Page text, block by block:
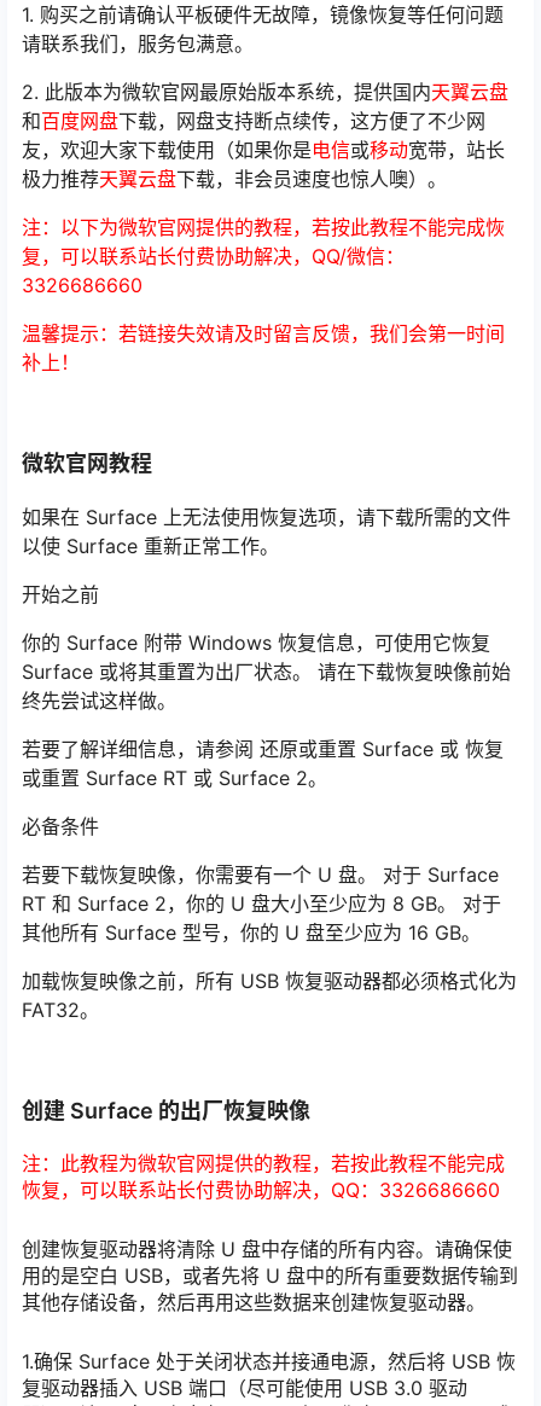
1. 购买之前请确认平板硬件无故障，镜像恢复等任何问题
请联系我们，服务包满意。
2. 此版本为微软官网最原始版本系统，提供国内天翼云盘
和百度网盘下载，网盘支持断点续传，这方便了不少网
友，欢迎大家下载使用（如果你是电信或移动宽带，站长
极力推荐天翼云盘下载，非会员速度也惊人噢）。
注：以下为微软官网提供的教程，若按此教程不能完成恢
复，可以联系站长付费协助解决，QQ/微信：
3326686660
温馨提示：若链接失效请及时留言反馈，我们会第一时间
补上！
微软官网教程
如果在 Surface 上无法使用恢复选项，请下载所需的文件
以使 Surface 重新正常工作。
开始之前
你的 Surface 附带 Windows 恢复信息，可使用它恢复
Surface 或将其重置为出厂状态。 请在下载恢复映像前始
终先尝试这样做。
若要了解详细信息，请参阅 还原或重置 Surface 或 恢复
或重置 Surface RT 或 Surface 2。
必备条件
若要下载恢复映像，你需要有一个 U 盘。 对于 Surface
RT 和 Surface 2，你的 U 盘大小至少应为 8 GB。 对于
其他所有 Surface 型号，你的 U 盘至少应为 16 GB。
加载恢复映像之前，所有 USB 恢复驱动器都必须格式化为
FAT32。
创建 Surface 的出厂恢复映像
注：此教程为微软官网提供的教程，若按此教程不能完成
恢复，可以联系站长付费协助解决，QQ：3326686660
创建恢复驱动器将清除 U 盘中存储的所有内容。请确保使
用的是空白 USB，或者先将 U 盘中的所有重要数据传输到
其他存储设备，然后再用这些数据来创建恢复驱动器。
1.确保 Surface 处于关闭状态并接通电源，然后将 USB 恢
复驱动器插入 USB 端口（尽可能使用 USB 3.0 驱动